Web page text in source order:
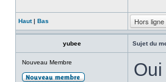
Haut| Bas Hors ligne
yubee Sujet du
Nouveau Membre